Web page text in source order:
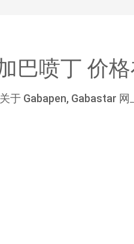
巴喷丁 价
于 Gabapen, Gabastar 网